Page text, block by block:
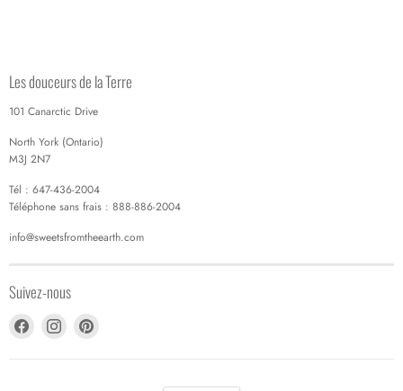
Les douceurs de la Terre
101 Canarctic Drive
North York (Ontario)
M3J 2N7
Tél : 647-436-2004
Téléphone sans frais : 888-886-2004
info@sweetsfromtheearth.com
Suivez-nous
Trouvez- Trouvez-